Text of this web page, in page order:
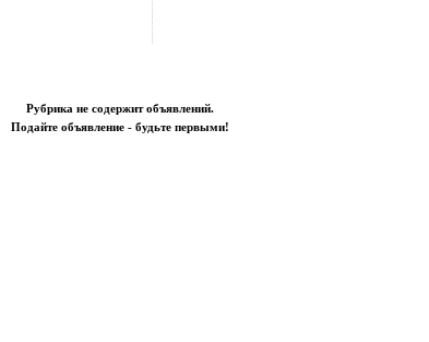
Рубрика не содержит объявлений.
Подайте объявление - будьте первыми!